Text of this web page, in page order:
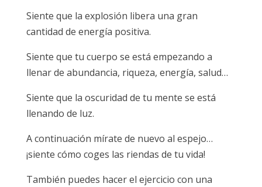
Siente que la explosión libera una gran
cantidad de energía positiva.
Siente que tu cuerpo se está empezando a
llenar de abundancia, riqueza, energía, salud…
Siente que la oscuridad de tu mente se está
llenando de luz.
A continuación mírate de nuevo al espejo…
¡siente cómo coges las riendas de tu vida!
También puedes hacer el ejercicio con una